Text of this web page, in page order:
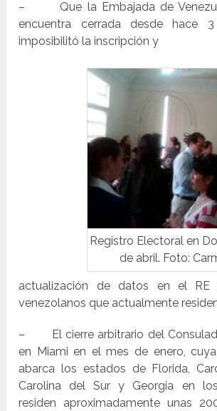
– Que la Embajada de
encuentra cerrada desde hace
imposibilitó la inscripción y
Registro Electoral en
de abril. Foto:
actualización de datos en el
venezolanos que actualmente
– El cierre arbitrario del
en Miami en el mes de enero,
abarca los estados de Florida,
Carolina del Sur y Georgia en
residen aproximadamente unas